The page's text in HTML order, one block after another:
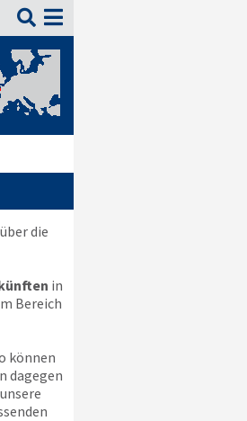

die
in
Bereich
können
dagegen